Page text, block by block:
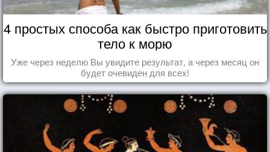
4 простых способа как быстро приготовить
тело к морю
Уже через неделю Вы увидите результат, а через месяц он
будет очевиден для всех!